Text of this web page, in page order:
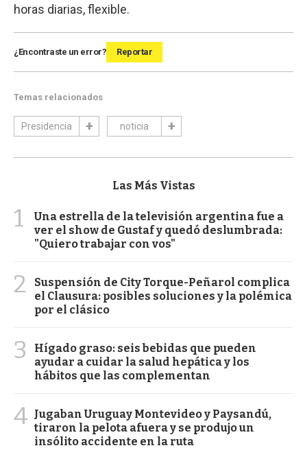
horas diarias, flexible.
¿Encontraste un error? Reportar
Temas relacionados
Presidencia noticia
Las Más Vistas
1
Una estrella de la televisión argentina fue a
ver el show de Gustaf y quedó deslumbrada:
"Quiero trabajar con vos"
2
Suspensión de City Torque-Peñarol complica
el Clausura: posibles soluciones y la polémica
por el clásico
3
Hígado graso: seis bebidas que pueden
ayudar a cuidar la salud hepática y los
hábitos que las complementan
4 Jugaban Uruguay Montevideo y Paysandú,
tiraron la pelota afuera y se produjo un
insólito accidente en la ruta